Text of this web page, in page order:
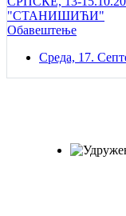
Обавештење
Среда, 17.